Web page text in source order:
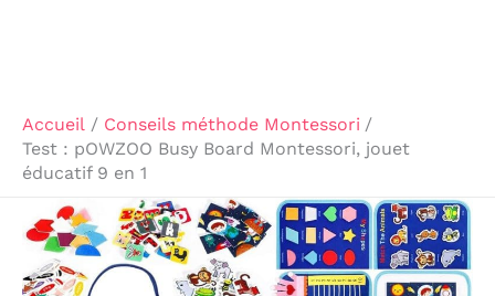
Accueil
Conseils méthode Montessori
Test : pOWZOO Busy Board Montessori, jouet
éducatif 9 en 1